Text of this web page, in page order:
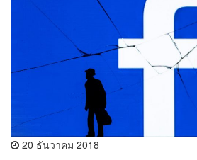
20 ธันวาคม 2018